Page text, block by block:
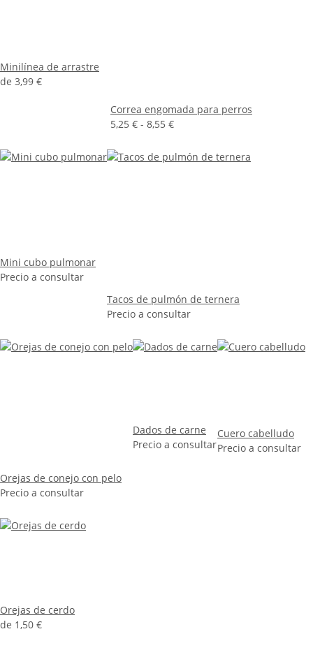
Minilínea de arrastre
de 3,99 €
Correa engomada para perros
5,25 € - 8,55 €
Mini cubo pulmonar
Precio a consultar
Tacos de pulmón de ternera
Precio a consultar
Orejas de conejo con pelo
Precio a consultar
Dados de carne
Precio a consultar
Cuero cabelludo
Precio a consultar
Orejas de cerdo
de 1,50 €